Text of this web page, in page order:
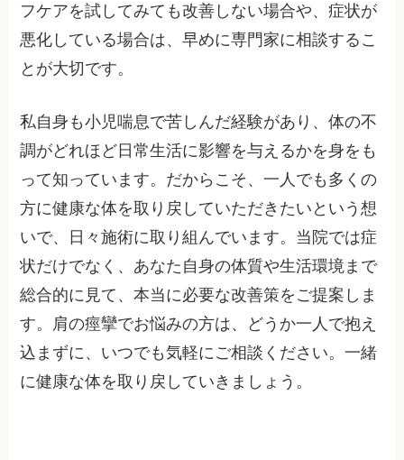
フケアを試してみても改善しない場合や、症状が
悪化している場合は、早めに専門家に相談するこ
とが大切です。
私自身も小児喘息で苦しんだ経験があり、体の不
調がどれほど日常生活に影響を与えるかを身をも
って知っています。だからこそ、一人でも多くの
方に健康な体を取り戻していただきたいという想
いで、日々施術に取り組んでいます。当院では症
状だけでなく、あなた自身の体質や生活環境まで
総合的に見て、本当に必要な改善策をご提案しま
す。肩の痙攣でお悩みの方は、どうか一人で抱え
込まずに、いつでも気軽にご相談ください。一緒
に健康な体を取り戻していきましょう。